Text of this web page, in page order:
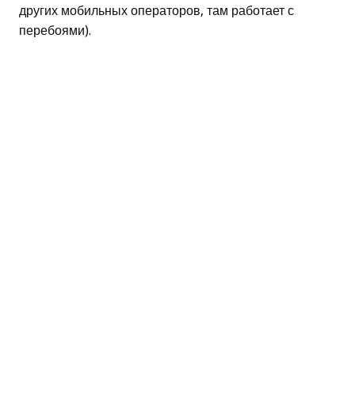
других мобильных операторов, там работает с
перебоями).